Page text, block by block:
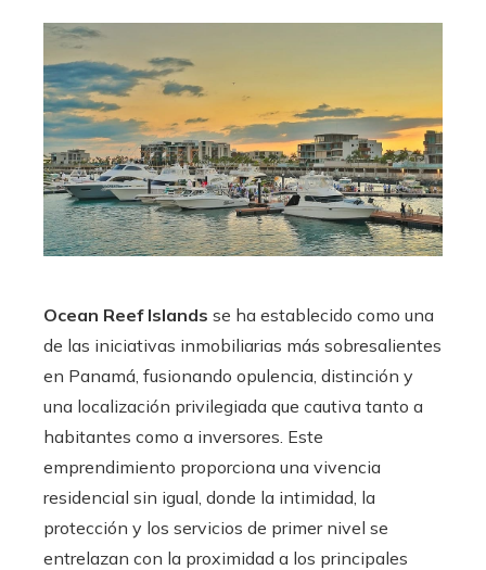
Ocean Reef Islands se ha establecido como una
de las iniciativas inmobiliarias más sobresalientes
en Panamá, fusionando opulencia, distinción y
una localización privilegiada que cautiva tanto a
habitantes como a inversores. Este
emprendimiento proporciona una vivencia
residencial sin igual, donde la intimidad, la
protección y los servicios de primer nivel se
entrelazan con la proximidad a los principales